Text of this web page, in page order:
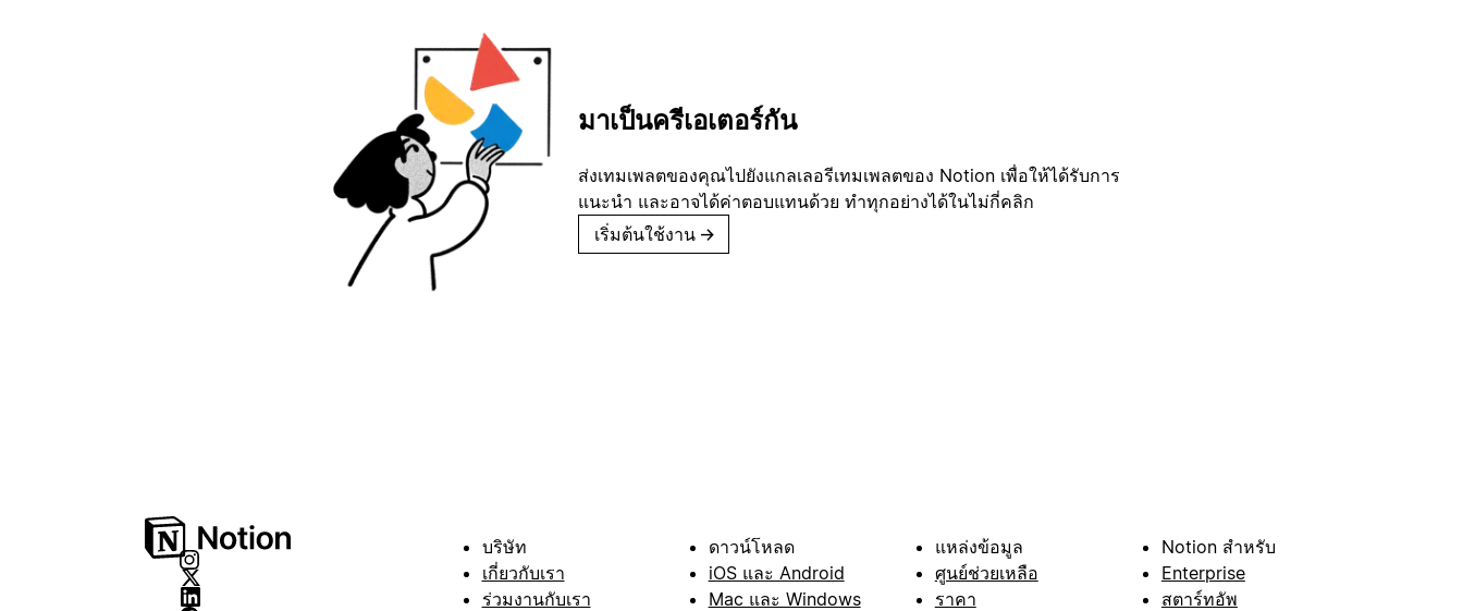
มาเป็นครีเอเตอร์กัน
ส่งเทมเพลตของคุณไปยังแกลเลอรีเทมเพลตของ Notion เพื่อให้ได้รับการ
แนะนำ และอาจได้ค่าตอบแทนด้วย ทำทุกอย่างได้ในไม่กี่คลิก
เริ่มต้นใช้งาน →
บริษัท
เกี่ยวกับเรา
ร่วมงานกับเรา
ดาวน์โหลด
iOS และ Android
Mac และ Windows
แหล่งข้อมูล
ศูนย์ช่วยเหลือ
ราคา
Notion สำหรับ
Enterprise
สตาร์ทอัพ